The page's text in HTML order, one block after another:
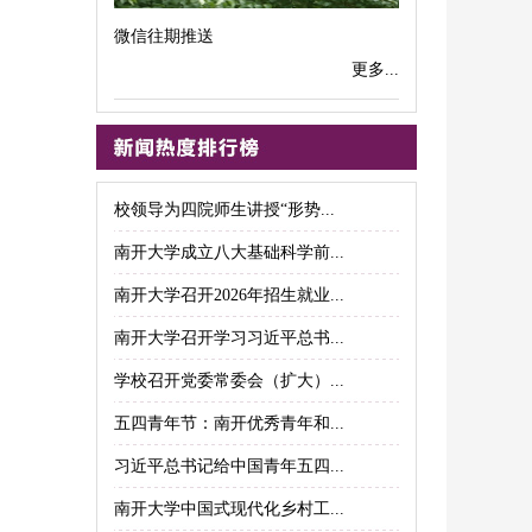
微信往期推送
更多...
校领导为四院师生讲授“形势...
南开大学成立八大基础科学前...
南开大学召开2026年招生就业...
南开大学召开学习习近平总书...
学校召开党委常委会（扩大）...
五四青年节：南开优秀青年和...
习近平总书记给中国青年五四...
南开大学中国式现代化乡村工...